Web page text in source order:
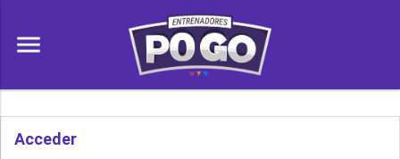
menu
Acceder